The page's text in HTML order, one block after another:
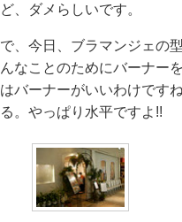
ど、ダメらしいです。
で、今日、ブラマンジェの
んなことのためにバーナー
はバーナーがいいわけです
る。やっぱり水平ですよ!!